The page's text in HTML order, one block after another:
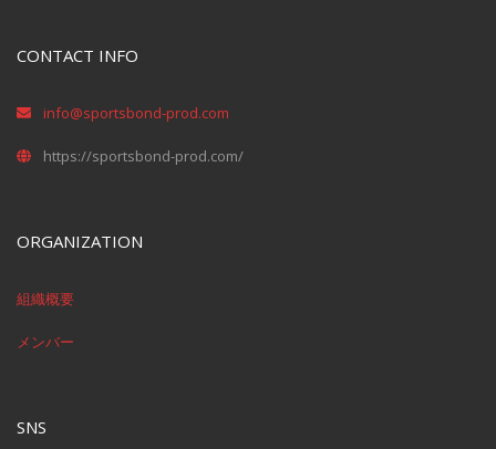
CONTACT INFO
info@sportsbond-prod.com
https://sportsbond-prod.com/
ORGANIZATION
組織概要
メンバー
SNS